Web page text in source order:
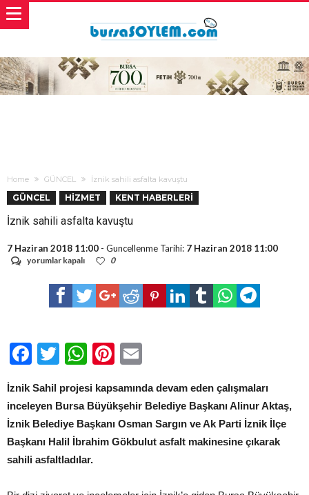
Home GÜNCEL İznik sahili asfalta kavuştu
GÜNCEL HİZMET KENT HABERLERİ
İznik sahili asfalta kavuştu
7 Haziran 2018 11:00 - Guncellenme Tarihi: 7 Haziran 2018 11:00
İznik
asfalta
yorumlar kapalı 0
Facebook
TwitterWhatsApp
Pinterest
İznik Sahil projesi kapsamında devam eden çalışmaları
inceleyen Bursa Büyükşehir Belediye Başkanı Alinur Aktaş,
İznik Belediye Başkanı Osman Sargın ve Ak Parti İznik İlçe
Başkanı Halil İbrahim Gökbulut asfalt makinesine çıkarak
sahili asfaltladılar.